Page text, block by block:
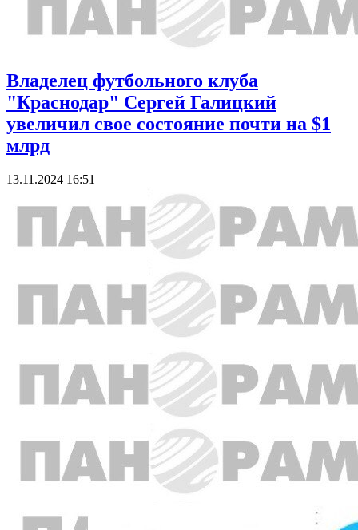
Владелец футбольного клуба
"Краснодар" Сергей Галицкий
увеличил свое состояние почти на $1
млрд
13.11.2024 16:51